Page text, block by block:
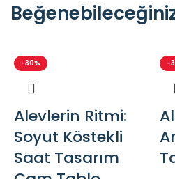
-30%
Alevlerin Ritmi:
Soyut Köstekli
Saat Tasarım
-